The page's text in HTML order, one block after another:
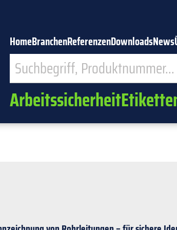
HomeBranchenReferenzenDownloadsNews
Arbeitssicherheit